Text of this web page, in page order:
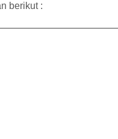
berikut :